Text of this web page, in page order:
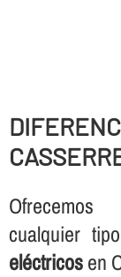
Ofrecemos
cualquier
eléctricosen